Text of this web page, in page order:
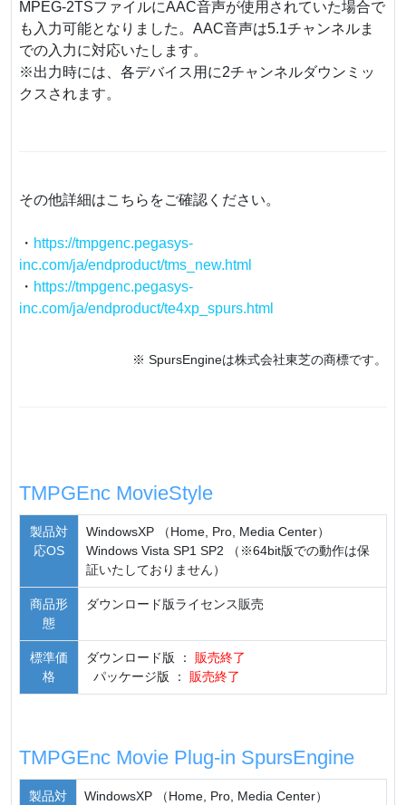
MPEG-2TSファイルにAAC音声が使用されていた場合で
も入力可能となりました。AAC音声は5.1チャンネルま
での入力に対応いたします。
※出力時には、各デバイス用に2チャンネルダウンミッ
クスされます。
その他詳細はこちらをご確認ください。
・ https://tmpgenc.pegasys-
inc.com/ja/endproduct/tms_new.html
・ https://tmpgenc.pegasys-
inc.com/ja/endproduct/te4xp_spurs.html
※ SpursEngineは株式会社東芝の商標です。
TMPGEnc MovieStyle
製品対
応OS
WindowsXP （Home, Pro, Media Center）
Windows Vista SP1 SP2 （※64bit版での動作は保
証いたしておりません）
商品形
態
ダウンロード版ライセンス販売
標準価
格
ダウンロード版 ： 販売終了
パッケージ版 ： 販売終了
TMPGEnc Movie Plug-in SpursEngine
製品対
WindowsXP （Home, Pro, Media Center）